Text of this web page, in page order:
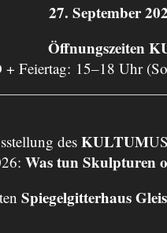
27. September
Öffnungszeiten
Feiertag: 15–18 Uhr
des KULTUM
Was tun Skulpturen
Spiegelgitterhaus